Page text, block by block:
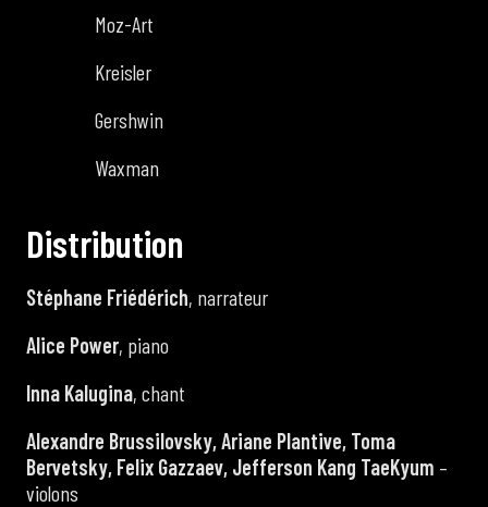
Moz-Art
Kreisler
Gershwin
Waxman
Distribution
Stéphane Friédérich, narrateur
Alice Power, piano
Inna Kalugina, chant
Alexandre Brussilovsky, Ariane Plantive, Toma
Bervetsky, Felix Gazzaev, Jefferson Kang TaeKyum –
violons